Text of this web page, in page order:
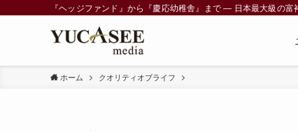
『ヘッジファンド』から『慶応幼稚舎』まで ― 日本最大級の
ホーム クオリティオブライフ